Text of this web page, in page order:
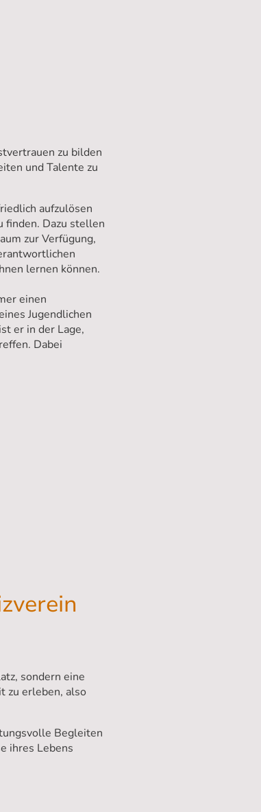
zu bilden
und Talente zu
aufzulösen
finden. Dazu stellen
zur Verfügung,
lernen können.
einen
Jugendlichen
er in der Lage,
Dabei
sondern eine
zu erleben, also
Begleiten
ihres Lebens